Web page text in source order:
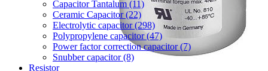
Capacitor Tantalum (11)
Ceramic Capacitor (22)
Electrolytic capacitor (298)
Polypropylene capacitor (47)
Power factor correction capacitor (7)
Snubber capacitor (8)
Resistor